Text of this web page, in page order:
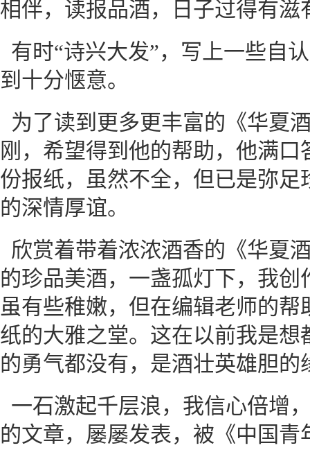
相伴，读报品酒，日子过得有滋
有时“诗兴大发”，写上一些自
到十分惬意。
为了读到更多更丰富的《华夏
刚，希望得到他的帮助，他满
份报纸，虽然不全，但已是弥
的深情厚谊。
欣赏着带着浓浓酒香的《华夏
的珍品美酒，一盏孤灯下，我创
虽有些稚嫩，但在编辑老师的
纸的大雅之堂。这在以前我是
的勇气都没有，是酒壮英雄胆的
一石激起千层浪，我信心倍增
的文章，屡屡发表，被《中国